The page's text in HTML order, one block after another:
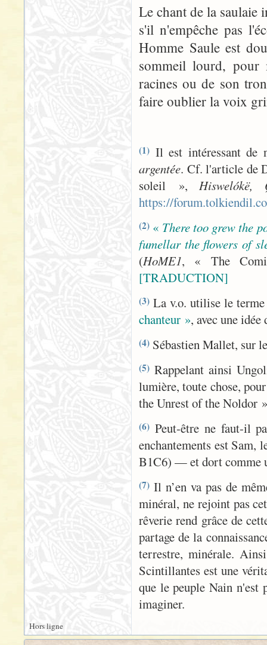
Le chant de la saulaie
s'il n'empêche pas
Homme Saule est
sommeil lourd, pour
racines ou de son
faire oublier la voix
(1) Il est intéressant de
argentée. Cf. l'article de
soleil »,Hiswelókë,
https://
(2) « There too grew the
fumellarthe flowers of
(HoME1, « The
[TRADUCTION]
(3) La v.o. utilise le
chanteur », avec une idée
(4) Sébastien Mallet, sur
(5) Rappelant ainsi
lumière, toute chose,
the Unrest of the Noldor
(6) Peut-être ne faut-il
enchantements est
B1C6) — et dort comme
(7) Il n’en va pas de
minéral, ne rejoint pas
rêverie rend grâce de
partage de la
terrestre, minérale.
Scintillantes est une
que le peuple Nain n'est
imaginer.
Hors ligne